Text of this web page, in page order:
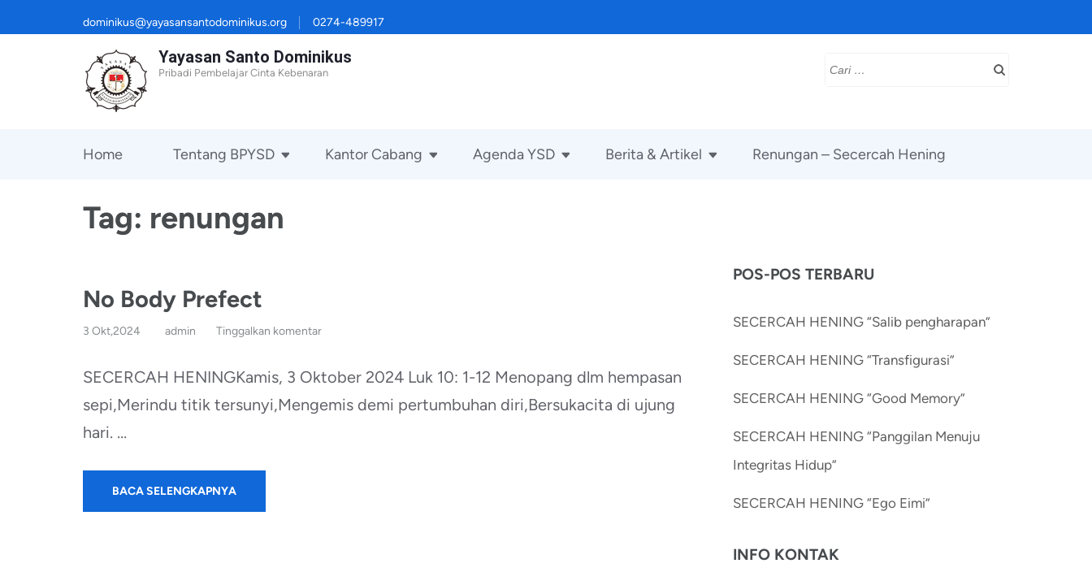
ke
dominikus@yayasansantodominikus.org 0274-489917
Yayasan Santo Dominikus
Pribadi Pembelajar Cinta Kebenaran
Cari
Home Tentang BPYSD Kantor Cabang Agenda YSD Berita & Artikel Renungan – Secercah Hening
Tag: renungan
No Body Prefect
3 Okt,2024 admin Tinggalkan komentar
SECERCAH HENINGKamis, 3 Oktober 2024 Luk 10: 1-12 Menopang dlm hempasan
sepi,Merindu titik tersunyi,Mengemis demi pertumbuhan diri,Bersukacita di ujung
hari. …
BACA SELENGKAPNYA
POS-POS TERBARU
SECERCAH HENING “Salib pengharapan”
SECERCAH HENING “Transfigurasi”
SECERCAH HENING “Good Memory”
SECERCAH HENING “Panggilan Menuju
Integritas Hidup”
SECERCAH HENING “Ego Eimi”
INFO KONTAK